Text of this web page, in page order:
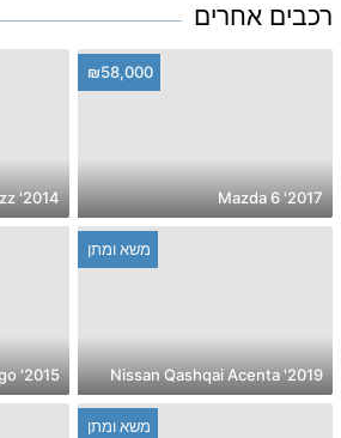
רכבים אחרים
₪58,000
2017' Mazda 6
2014' Honda Jazz
משא ומתן
2019' Nissan Qashqai Acenta
2015' Citroen Berlingo
משא ומתן